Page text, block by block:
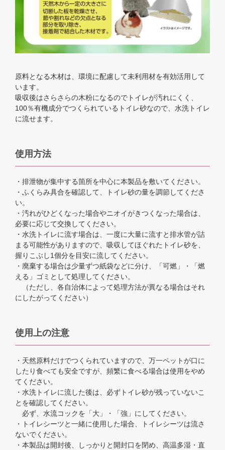
原料となる木材は、環境に配慮して未利用材を有効活用して
います。
吸収後はさらさらの木粉になるのでトイレが汚れにくく、
100％有機成分でつくられているトイレ砂なので、水洗トイレ
に流せます。
使用方法
・排泄物が集中する箇所を中心に本製品を敷いてください。
・ふくらみ具合を確認して、トイレ砂の量を調節してくださ
い。
・汚れがひどくなった場合やニオイがきつくなった場合は、
必要に応じて交換してください。
・水洗トイレに流す場合は、一度に大量に流すと排水管が詰
まる可能性がありますので、吸収してほぐれたトイレ砂を、
握りこぶし1個分を目安に流してください。
・廃棄する場合は少量ずつ紙袋などに分け、「可燃」・「燃
える」ゴミとして処理してください。
（ただし、各自治体によって処理方法が異なる場合はそれ
にしたがってください）
使用上の注意
・天然原料だけでつくられていますので、万一ペットが口に
したり食べても安全ですが、頻繁に食べる場合は使用をやめ
てください。
・水洗トイレに流した後は、必ずトイレ砂が残っていないこ
とを確認してください。
必ず、水流コックを「大」・「強」にしてください。
・トイレシーツと一緒に使用した場合、トイレシーツは流さ
ないでください。
・本製品は開封後、しっかりと開封口を閉め、高温多湿・直